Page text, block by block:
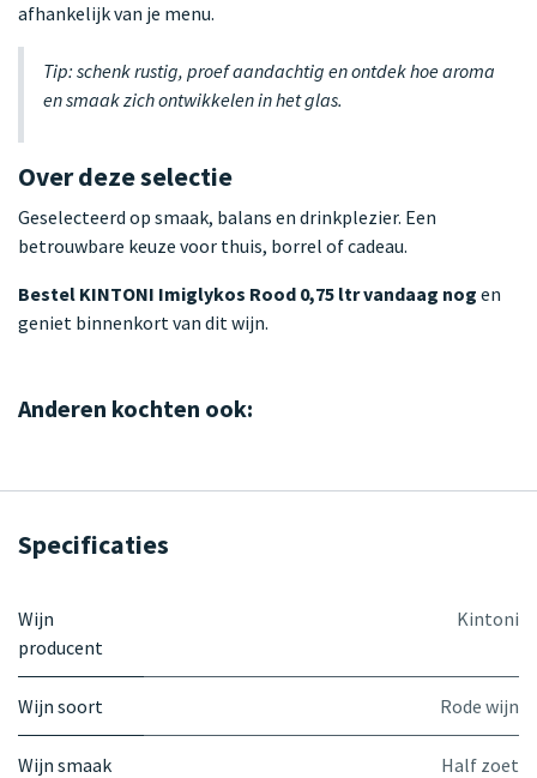
afhankelijk van je menu.
Tip: schenk rustig, proef aandachtig en ontdek hoe aroma
en smaak zich ontwikkelen in het glas.
Over deze selectie
Geselecteerd op smaak, balans en drinkplezier. Een
betrouwbare keuze voor thuis, borrel of cadeau.
Bestel KINTONI Imiglykos Rood 0,75 ltr vandaag nog en
geniet binnenkort van dit wijn.
Anderen kochten ook:
Specificaties
Wijn
producent
Kintoni
Wijn soort Rode wijn
Wijn smaak Half zoet